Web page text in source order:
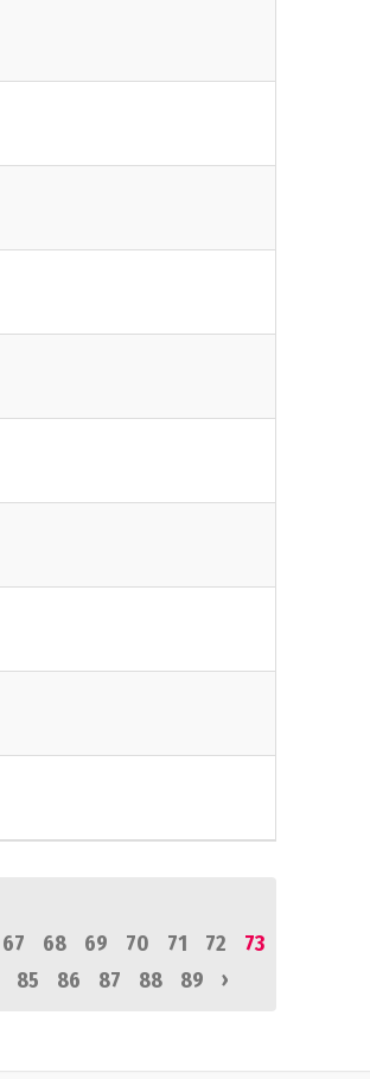
67 68 69 70 71 72
73
85 86 87 88 89 ›